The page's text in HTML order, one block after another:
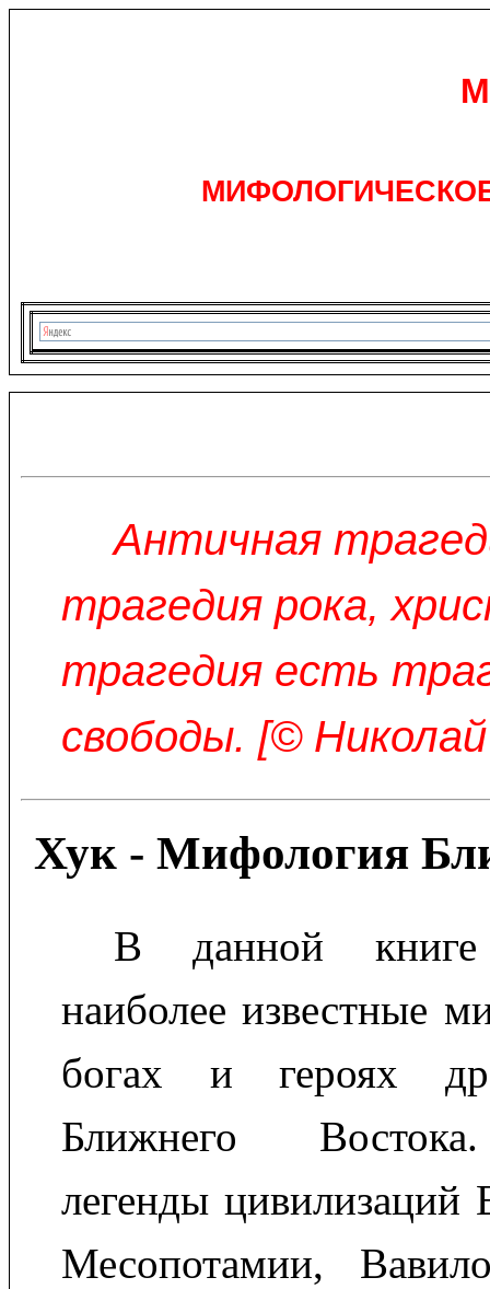
Античная
трагедия рока,
трагедия есть
свободы. [©
Хук - Мифология
В данной
наиболее известные
богах и героях
Ближнего
легенды
Месопотамии,